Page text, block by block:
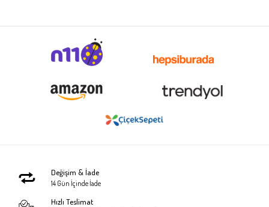
Değişim & İade
14 Gün İçinde İade
Hızlı Teslimat